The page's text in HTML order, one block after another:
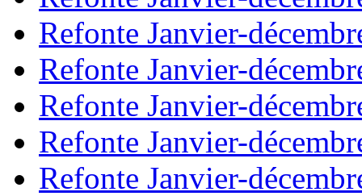
Refonte Janvier-
Refonte Janvier-
Refonte Janvier-
Refonte Janvier-
Refonte Janvier-